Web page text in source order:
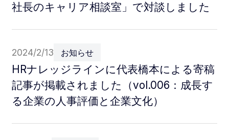
社長のキャリア相談室」で対談しました
2024/2/13 お知らせ
HRナレッジラインに代表橋本による寄稿
記事が掲載されました（vol.006：成長す
る企業の人事評価と企業文化）